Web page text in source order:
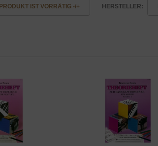
PRODUKT IST VORRÄTIG -/+ HERSTELLER: